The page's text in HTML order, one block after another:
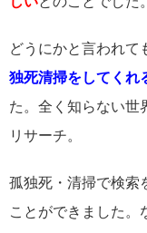
どうにかと言われて
独死清掃をしてくれ
た。全く知らない世
リサーチ。
孤独死・清掃で検索
ことができました。